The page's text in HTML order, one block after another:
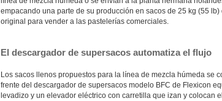
empacando una parte de su producción en sacos de 25 kg (55
original para vender a las pastelerías comerciales.
El descargador de supersacos automatiza el flujo
Los sacos llenos propuestos para la línea de mezcla húmeda se
frente del descargador de supersacos modelo BFC de Flexicon
levadizo y un elevador eléctrico con carretilla que izan y colocan